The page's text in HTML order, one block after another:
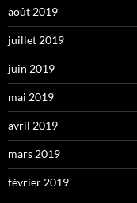
août 2019
juillet 2019
juin 2019
mai 2019
avril 2019
mars 2019
février 2019